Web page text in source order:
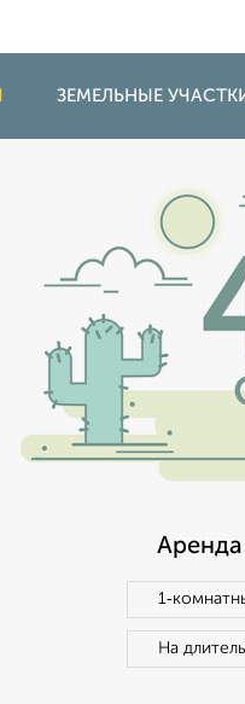
ЗЕМЕЛЬНЫЕ
Аренда
На